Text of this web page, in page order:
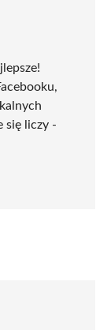
się liczy -